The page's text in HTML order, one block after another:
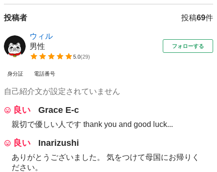
投稿者 投稿69件
ウィル
男性
5.0(29)
フォローする
身分証 電話番号
自己紹介文が設定されていません
良い Grace E-c
親切で優しい人です thank you and good luck...
良い Inarizushi
ありがとうございました。 気をつけて母国にお帰りく
ださい。